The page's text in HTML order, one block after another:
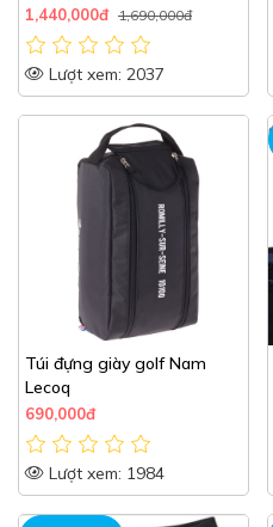
1,440,000đ 1,690,000đ
Lượt xem: 2037
Túi đựng giày golf Nam
Lecoq
690,000đ
Lượt xem: 1984